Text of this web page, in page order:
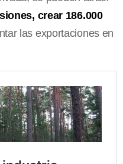
crear 186.000
las exportaciones en